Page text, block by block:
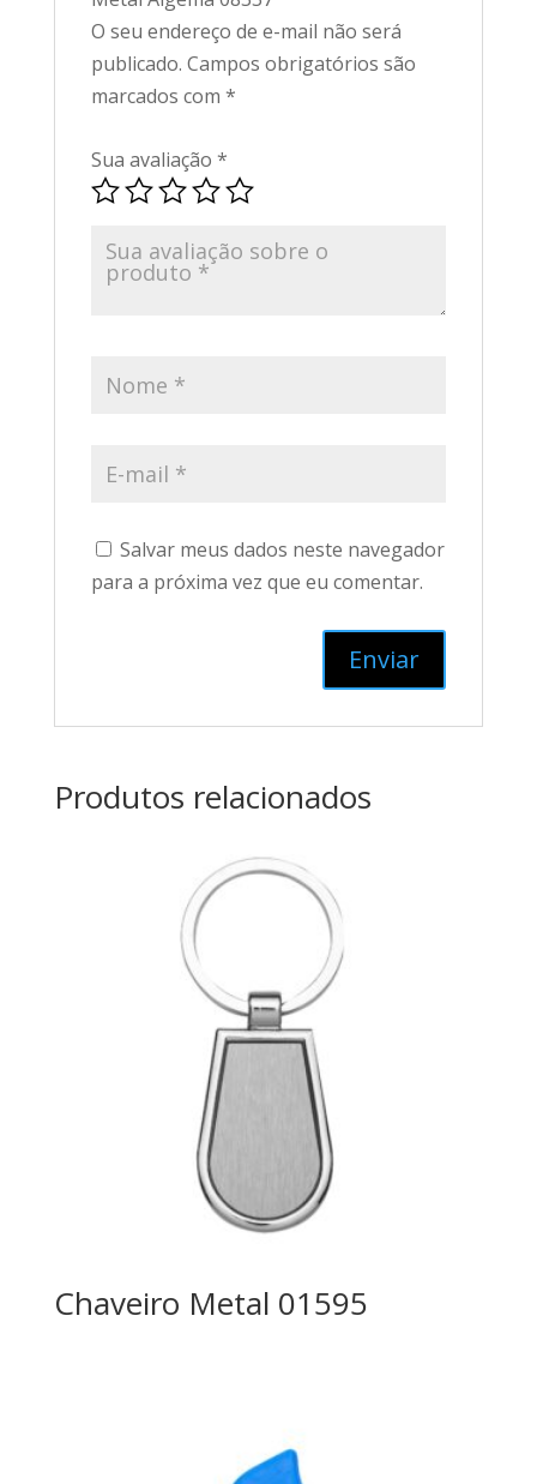
O seu endereço de e-mail não será
publicado. Campos obrigatórios são
marcados com *
Sua avaliação *
Salvar meus dados neste navegador
para a próxima vez que eu comentar.
Produtos relacionados
Chaveiro Metal 01595